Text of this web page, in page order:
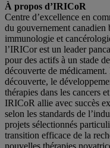
À propos d’IRICoR
Centre d’excellence en
du gouvernement canadien
immunologie et
l’IRICor est un leader
pour des actifs à un stade
découverte de
découverte, le
thérapies dans les cancers
IRICoR allie avec succès
selon les standards de
projets sélectionnés
transition efficace de la
nouvelles thérapies